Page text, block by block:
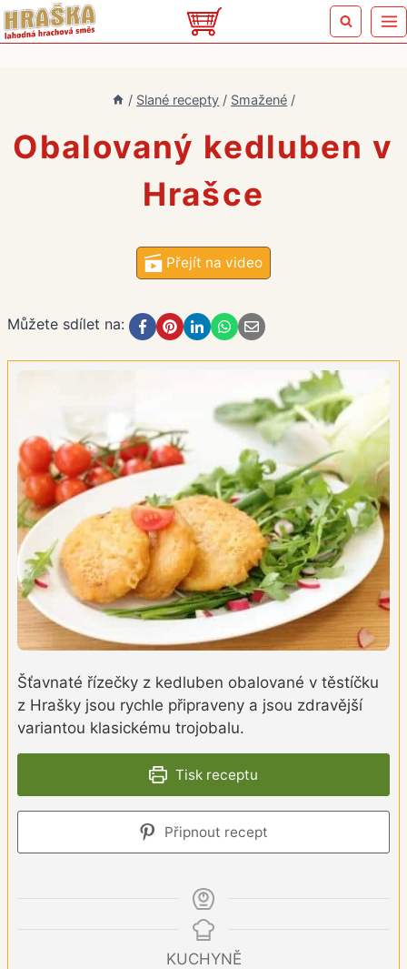
Přeskočit
na
/ Slané recepty / Smažené /
Obalovaný kedluben v
Hrašce
Přejít na video
Můžete sdílet na:
Šťavnaté řízečky z kedluben obalované v těstíčku
z Hrašky jsou rychle připraveny a jsou zdravější
variantou klasickému trojobalu.
Tisk receptu
Připnout recept
KUCHYNĚ